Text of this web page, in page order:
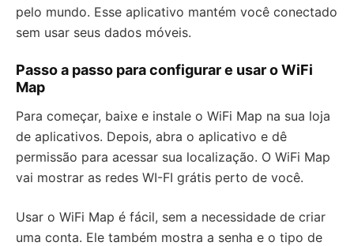
pelo mundo. Esse aplicativo mantém você conectado
sem usar seus dados móveis.
Passo a passo para configurar e usar o WiFi
Map
Para começar, baixe e instale o WiFi Map na sua loja
de aplicativos. Depois, abra o aplicativo e dê
permissão para acessar sua localização. O WiFi Map
vai mostrar as redes WI-FI grátis perto de você.
Usar o WiFi Map é fácil, sem a necessidade de criar
uma conta. Ele também mostra a senha e o tipo de